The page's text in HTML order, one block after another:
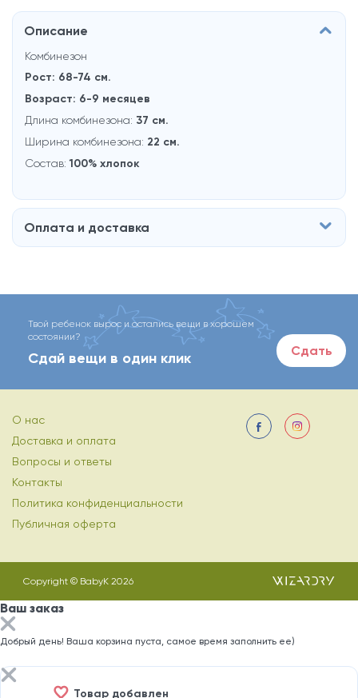
Описание
Комбинезон
Рост: 68-74 см.
Возраст: 6-9 месяцев
Длина комбинезона: 37 см.
Ширина комбинезона: 22 см.
Состав: 100% хлопок
Оплата и доставка
Твой ребенок вырос и остались вещи в хорошем
состоянии?
Сдай вещи в один клик Сдать
О нас
Доставка и оплата
Вопросы и ответы
Контакты
Политика конфиденциальности
Публичная оферта
Copyright © BabyK 2026
Ваш заказ
Добрый день! Ваша корзина пуста, самое время заполнить ее)
Товар добавлен